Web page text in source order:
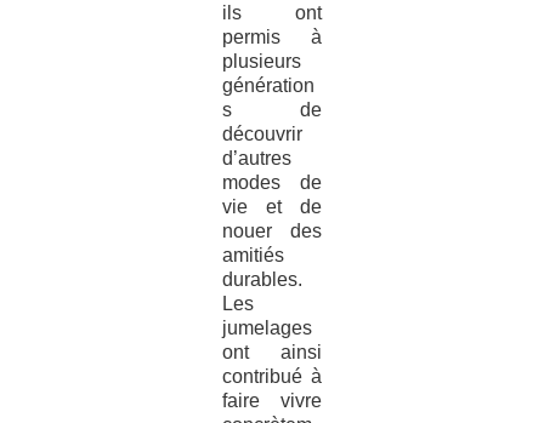
ils ont
permis à
plusieurs
génération
s de
découvrir
d’autres
modes de
vie et de
nouer des
amitiés
durables.
Les
jumelages
ont ainsi
contribué à
faire vivre